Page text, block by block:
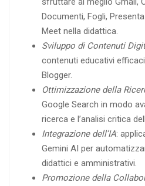
Documenti, Fogli,
Meet nella didattica.
Sviluppo di Contenuti
contenuti educativi
Blogger.
Ottimizzazione della
Google Search in modo
ricerca e l’analisi critica
Integrazione dell’IA:
Gemini AI per
didattici e amministrativi.
Promozione della